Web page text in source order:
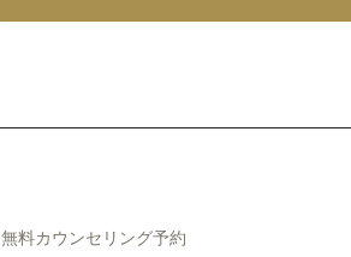
無料カウンセリング予約